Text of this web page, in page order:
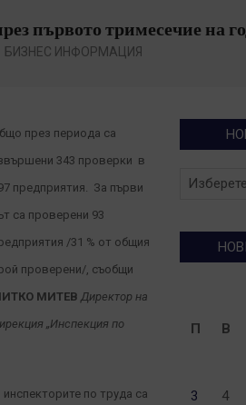
първото тримесечие на
БИЗНЕС ИНФОРМАЦИЯ
през периода са
343 проверки в
предприятия. За първи
са проверени 93
/31 % от общия
проверени/, съобщи
ИТКО МИТЕВ Директор на
„Инспекция по
по труда са
Новини
П
В
3 4